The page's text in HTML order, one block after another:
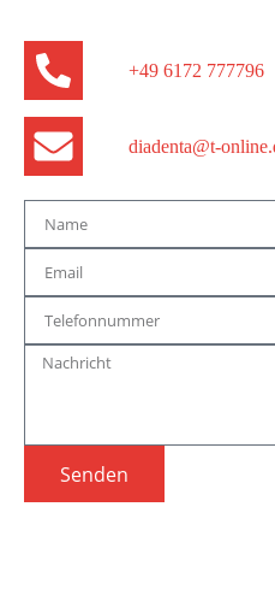
+49 6172 777796
diadenta@t-
Senden